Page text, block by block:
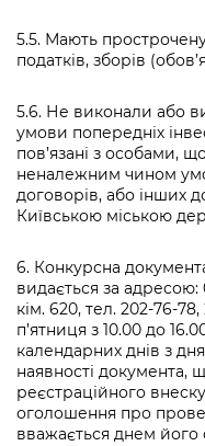
5.5. Мають прострочену
податків, зборів
5.6. Не виконали або
умови попередніх
пов’язані з особами,
неналежним чином
договорів, або інших
Київською міською
6. Конкурсна
видається за
кім. 620, тел. 202-76-
п’ятниця з 10.00 до
календарних днів з
наявності документа,
реєстраційного
оголошення про
вважається днем